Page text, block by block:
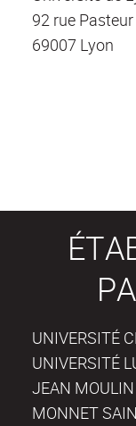
92 rue Pasteur
69007 Lyon
UNIVERSITÉ
UNIVERSITÉ
JEAN
MONNET